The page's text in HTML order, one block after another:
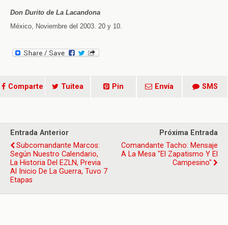
Don Durito de La Lacandona
México, Noviembre del 2003. 20 y 10.
Comparte Tuitea Pin Envía SMS
Entrada Anterior
Subcomandante Marcos:
Según Nuestro Calendario,
La Historia Del EZLN, Previa
Al Inicio De La Guerra, Tuvo 7
Etapas
Próxima Entrada
Comandante Tacho: Mensaje
A La Mesa "El Zapatismo Y El
Campesino"